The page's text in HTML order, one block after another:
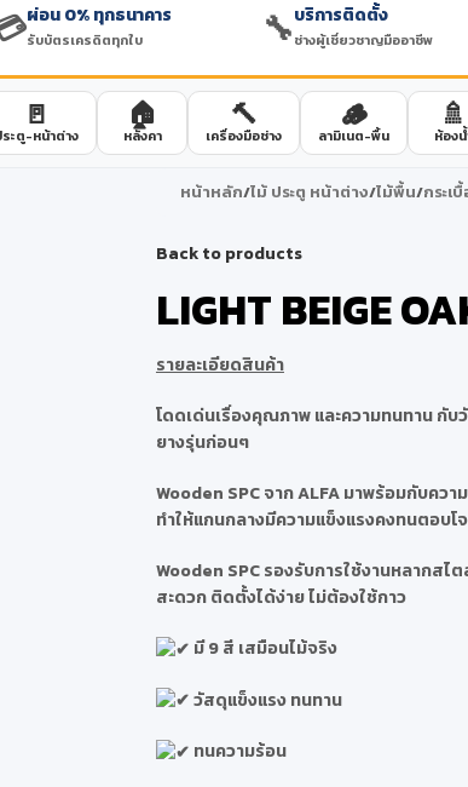
ผ่อน 0% ทุกธนาคาร
รับบัตรเครดิตทุกใบ 🔧บริการติดตั้ง
ช่างผู้เชี่ยวชาญมืออาชีพ
🚪
ระตู-หน้าต่าง
🏠
หลังคา
🔨
เครื่องมือช่าง
🪵
ลามิเนต-พื้น
🚿
ห้องน้
หน้าหลัก/ไม้ ประตู หน้าต่าง/ไม้พื้น/กระเ
Back to products
LIGHT BEIGE
รายละเอียดสินค้า
โดดเด่นเรื่องคุณภาพ และความทนทาน กั
ยางรุ่นก่อนๆ
Wooden SPC จาก ALFA มาพร้อมกับค
ทำให้แกนกลางมีความแข็งแรงคงทนตอบ
Wooden SPC รองรับการใช้งานหลากส
สะดวก ติดตั้งได้ง่าย ไม่ต้องใช้กาว
มี 9 สี เสมือนไม้จริง
วัสดุแข็งแรง ทนทาน
ทนความร้อน